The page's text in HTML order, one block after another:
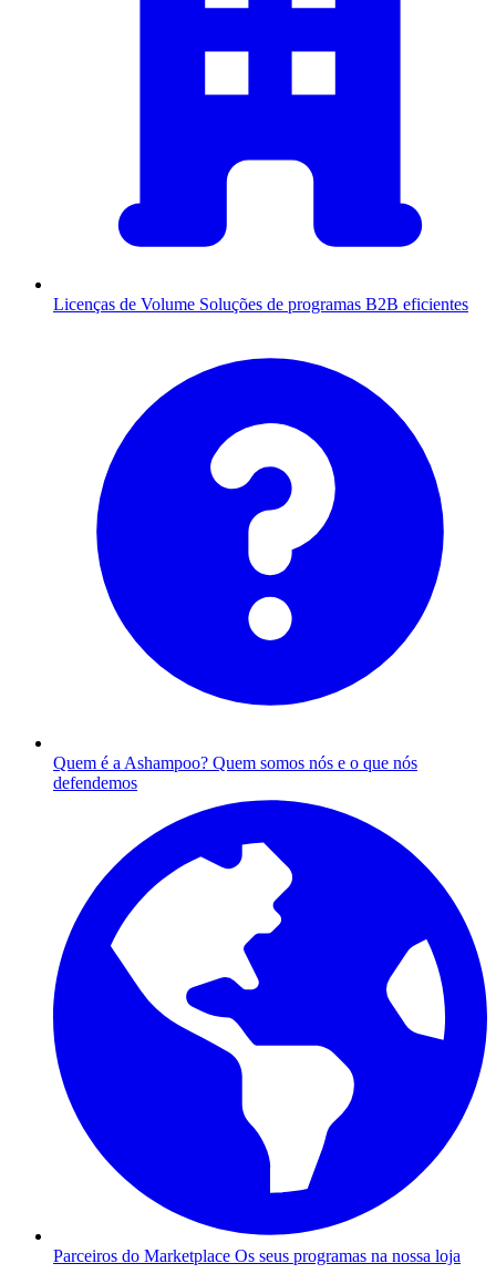
Licenças de Volume Soluções de programas B2B eficientes
Quem é a Ashampoo? Quem somos nós e o que nós
defendemos
Parceiros do Marketplace Os seus programas na nossa loja